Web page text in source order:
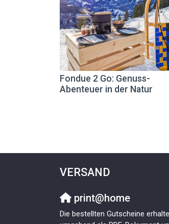
Fondue 2 Go: Genuss-
Abenteuer in der Natur
VERSAND
print@home
Die bestellten Gutscheine